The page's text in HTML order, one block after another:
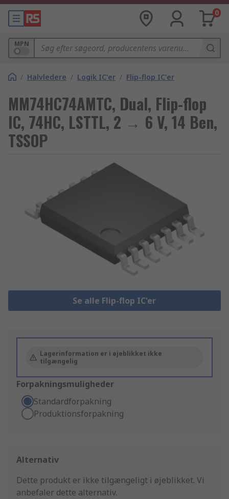
0
MPN
/ Halvledere / Logik IC'er / Flip-flop IC'er
MM74HC74AMTC, Dual, Flip-flop
IC, 74HC, LSTTL, 2 → 6 V, 14 Ben,
TSSOP
Se alle Flip-flop IC'er
Lagerinformation er i øjeblikket ikke
tilgængelig
Forpakningsmuligheder
Standardforpakning
Produktionsforpakning
Alternativ
Dette produkt er ikke tilgængeligt i øjeblikket. Vi
anbefaler dette alternativ.